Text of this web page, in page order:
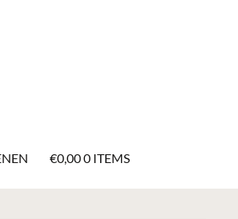
€0,000 ITEMS